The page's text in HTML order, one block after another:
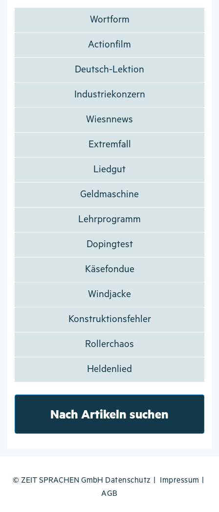
Wortform
Actionfilm
Deutsch-Lektion
Industriekonzern
Wiesnnews
Extremfall
Liedgut
Geldmaschine
Lehrprogramm
Dopingtest
Käsefondue
Windjacke
Konstruktionsfehler
Rollerchaos
Heldenlied
Nach Artikeln suchen
© ZEIT SPRACHEN GmbH Datenschutz
Impressum
AGB